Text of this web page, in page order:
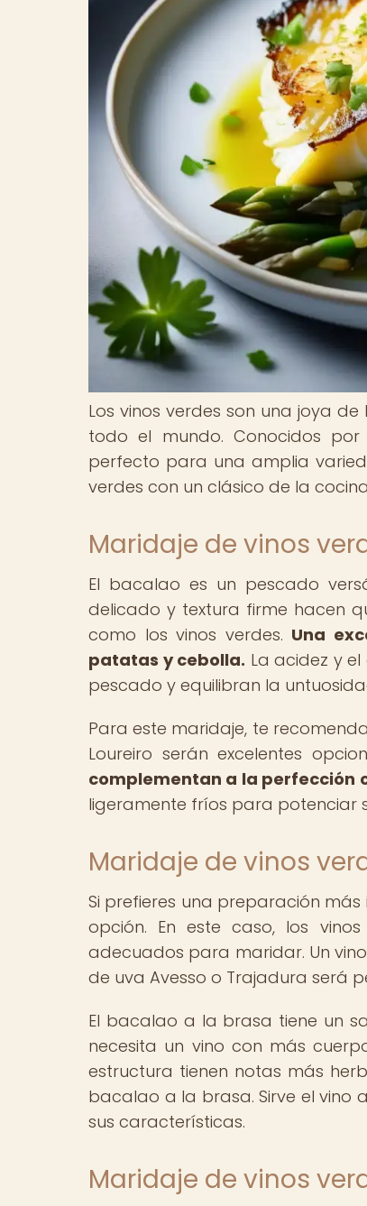
Los vinos verdes son una joya
todo el mundo. Conocidos
perfecto para una amplia
verdes con un clásico de la
Maridaje de vinos
El bacalao es un pescado
delicado y textura firme hacen
como los vinos verdes. Una
patatas y cebolla. La acidez y
pescado y equilibran la
Para este maridaje, te
Loureiro serán excelentes
complementan a la perfección
ligeramente fríos para potenciar
Maridaje de vinos
Si prefieres una preparación
opción. En este caso, los
adecuados para maridar. Un
de uva Avesso o Trajadura será
El bacalao a la brasa tiene un
necesita un vino con más
estructura tienen notas más
bacalao a la brasa. Sirve el
sus características.
Maridaje de vinos